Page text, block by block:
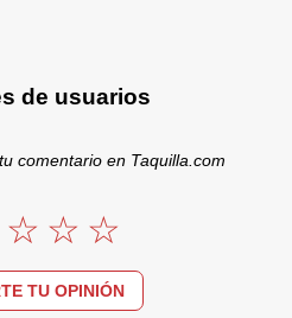
de usuarios
comentario en Taquilla.com
TU OPINIÓN